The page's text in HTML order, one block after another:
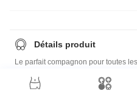
Détails produit
Le parfait compagnon pour toutes
variétés de bois: cérisier, peuplier,
unique produit tout juste comme tu